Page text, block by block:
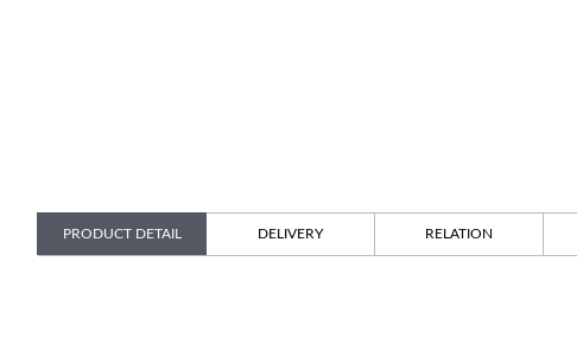
PRODUCT DETAIL DELIVERY RELATION